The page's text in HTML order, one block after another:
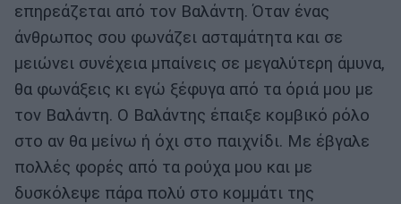
επηρεάζεται από τον Βαλάντη. Όταν ένας
άνθρωπος σου φωνάζει ασταμάτητα και σε
μειώνει συνέχεια μπαίνεις σε μεγαλύτερη άμυνα,
θα φωνάξεις κι εγώ ξέφυγα από τα όριά μου με
τον Βαλάντη. Ο Βαλάντης έπαιξε κομβικό ρόλο
στο αν θα μείνω ή όχι στο παιχνίδι. Με έβγαλε
πολλές φορές από τα ρούχα μου και με
δυσκόλεψε πάρα πολύ στο κομμάτι της